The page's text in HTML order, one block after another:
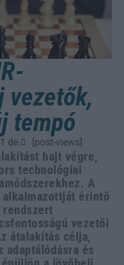
vezetők,
tempó
de. [post-views]
hajt végre,
technológiai
A
érintő
vezetői
átalakítás célja,
és